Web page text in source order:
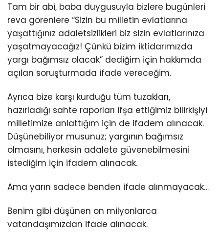
Tam bir abi, baba duygusuyla bizlere bugünleri
reva görenlere “Sizin bu milletin evlatlarına
yaşattığınız adaletsizlikleri biz sizin evlatlarınıza
yaşatmayacağız! Çünkü bizim iktidarımızda
yargı bağımsız olacak” dediğim için hakkımda
açılan soruşturmada ifade vereceğim.
Ayrıca bize karşı kurduğu tüm tuzakları,
hazırladığı sahte raporları ifşa ettiğimiz bilirkişiyi
milletimize anlattığım için de ifadem alınacak.
Düşünebiliyor musunuz; yargının bağımsız
olmasını, herkesin adalete güvenebilmesini
istediğim için ifadem alınacak.
Ama yarın sadece benden ifade alınmayacak…
Benim gibi düşünen on milyonlarca
vatandaşımızdan ifade alınacak.